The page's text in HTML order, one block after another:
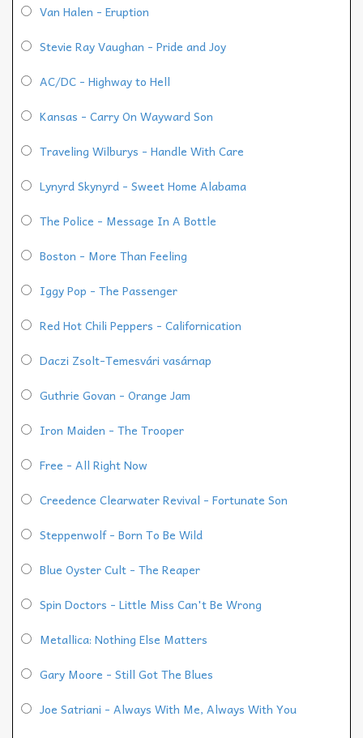
Van Halen - Eruption
Stevie Ray Vaughan - Pride and Joy
AC/DC - Highway to Hell
Kansas - Carry On Wayward Son
Traveling Wilburys - Handle With Care
Lynyrd Skynyrd - Sweet Home Alabama
The Police - Message In A Bottle
Boston - More Than Feeling
Iggy Pop - The Passenger
Red Hot Chili Peppers - Californication
Daczi Zsolt-Temesvári vasárnap
Guthrie Govan - Orange Jam
Iron Maiden - The Trooper
Free - All Right Now
Creedence Clearwater Revival - Fortunate Son
Steppenwolf - Born To Be Wild
Blue Oyster Cult - The Reaper
Spin Doctors - Little Miss Can't Be Wrong
Metallica: Nothing Else Matters
Gary Moore - Still Got The Blues
Joe Satriani - Always With Me, Always With You